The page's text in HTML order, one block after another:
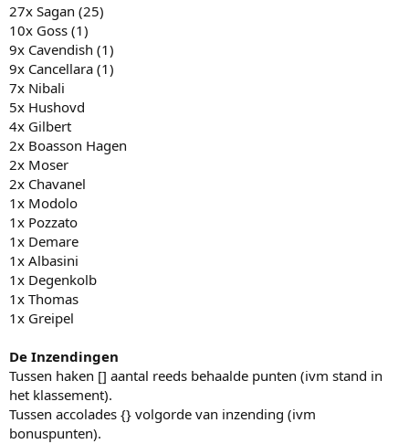
27x Sagan (25)
10x Goss (1)
9x Cavendish (1)
9x Cancellara (1)
7x Nibali
5x Hushovd
4x Gilbert
2x Boasson Hagen
2x Moser
2x Chavanel
1x Modolo
1x Pozzato
1x Demare
1x Albasini
1x Degenkolb
1x Thomas
1x Greipel
De Inzendingen
Tussen haken [] aantal reeds behaalde punten (ivm stand in
het klassement).
Tussen accolades {} volgorde van inzending (ivm
bonuspunten).